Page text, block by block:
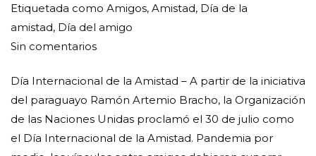
Por
Redaccion
Ciudad
Publicada
el
30
junio
de
2022
Publicada
en
Efemérides
Etiquetada como Amigos, Amistad, Día de la
amistad, Día del amigo
Sin comentariosen
vínculos
se
festejan
Día Internacional de la Amistad – A partir de la iniciativa
del paraguayo Ramón Artemio Bracho, la Organización
de las Naciones Unidas proclamó el 30 de julio como
el Día Internacional de la Amistad. Pandemia por